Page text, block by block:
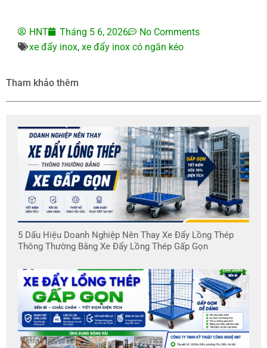
HNT Tháng 5 6, 2026
No Comments
xe đẩy inox, xe đẩy inox có ngăn kéo
Tham khảo thêm
5 Dấu Hiệu Doanh Nghiệp Nên Thay Xe Đẩy Lồng Thép
Thông Thường Bằng Xe Đẩy Lồng Thép Gấp Gọn